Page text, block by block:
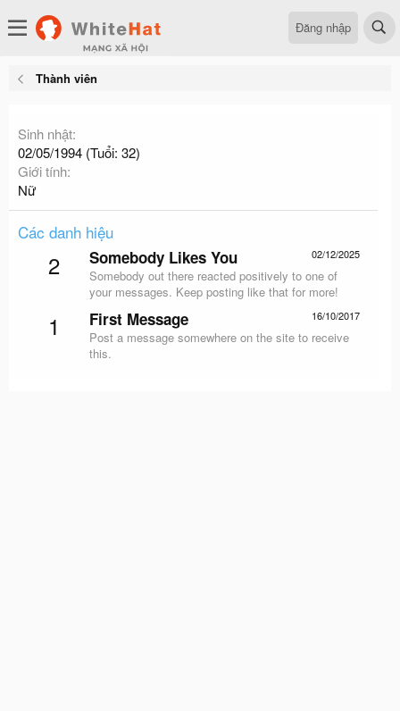
Đăng nhập
Thành viên
Sinh nhật
02/05/1994 (Tuổi: 32)
Giới tính
Nữ
Các danh hiệu
2 02/12/2025
Somebody Likes You
Somebody out there reacted positively to one of
your messages. Keep posting like that for more!
1 16/10/2017
First Message
Post a message somewhere on the site to receive
this.